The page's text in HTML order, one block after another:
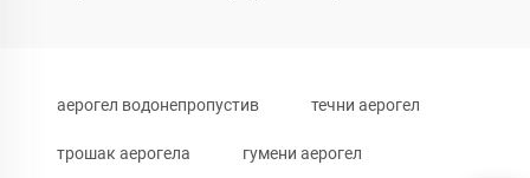
аерогел водонепропустив течни аерогел
трошак аерогела гумени аерогел